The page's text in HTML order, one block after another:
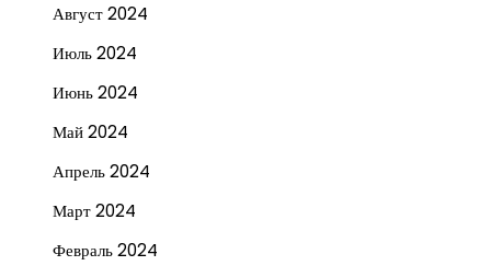
Август 2024
Июль 2024
Июнь 2024
Май 2024
Апрель 2024
Март 2024
Февраль 2024